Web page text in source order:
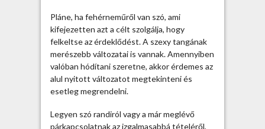
j
e
g
y
z
é
s
e
Pláne, ha fehérneműről van szó, ami
kifejezetten azt a célt szolgálja, hogy
felkeltse az érdeklődést. A szexy tangának
merészebb változatai is vannak. Amennyiben
valóban hódítani szeretne, akkor érdemes az
alul nyitott változatot megtekinteni és
esetleg megrendelni.
Legyen szó randiról vagy a már meglévő
párkapcsolatnak az izgalmasabbá tételéről,